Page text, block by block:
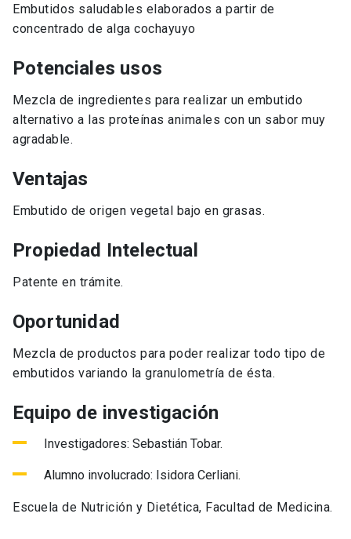
Embutidos saludables elaborados a partir de
concentrado de alga cochayuyo
Potenciales usos
Mezcla de ingredientes para realizar un embutido
alternativo a las proteínas animales con un sabor muy
agradable.
Ventajas
Embutido de origen vegetal bajo en grasas.
Propiedad Intelectual
Patente en trámite.
Oportunidad
Mezcla de productos para poder realizar todo tipo de
embutidos variando la granulometría de ésta.
Equipo de investigación
Investigadores: Sebastián Tobar.
Alumno involucrado: Isidora Cerliani.
Escuela de Nutrición y Dietética, Facultad de Medicina.